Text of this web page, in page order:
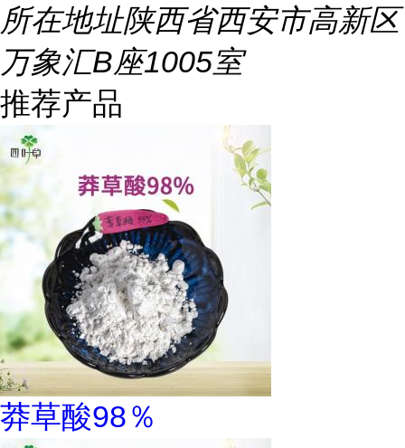
所在地址陕西省西安市高新区
万象汇B座1005室
推荐产品
莽草酸98％